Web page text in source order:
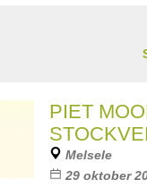
PIET
Melsele
29 oktober